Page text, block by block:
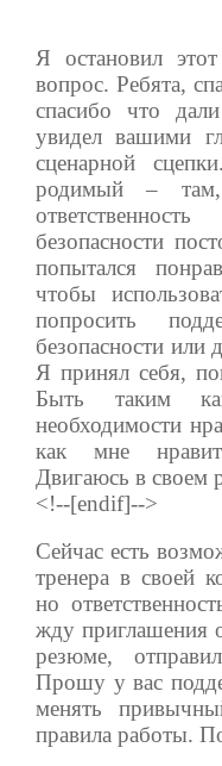
Я остановил
вопрос. Ребята,
спасибо что
увидел вашими
сценарной
родимый –
безопасности
попытался
чтобы
попросить
безопасности или
Я принял себя,
Быть таким
необходимости
как мне
Двигаюсь в своем
<!--[endif]-->
Сейчас есть
тренера в своей
но
жду приглашения
резюме,
Прошу у вас
менять
правила работы.